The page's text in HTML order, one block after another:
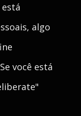
algo
você está